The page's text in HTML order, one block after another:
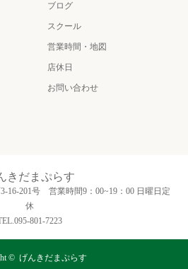
ブログ
スクール
営業時間・地図
店休日
お問い合わせ
きだまぷらす
号 営業時間9：00~19：00 日曜日定
休
801-7223
© げんきだまぷらす